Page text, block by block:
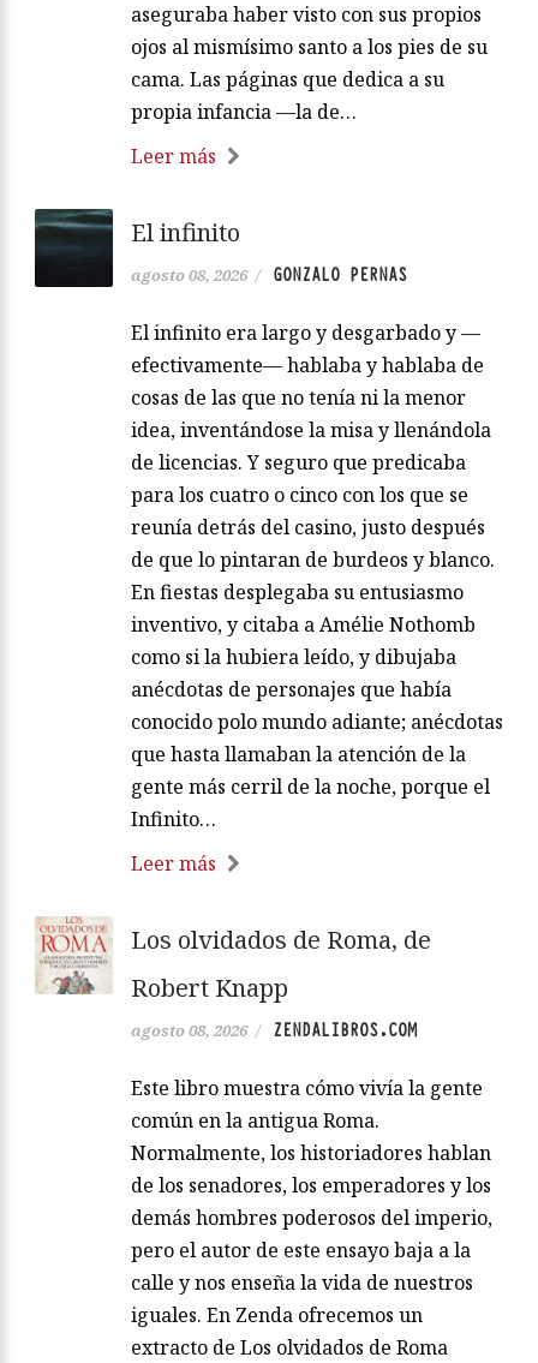
aseguraba haber visto con sus propios
ojos al mismísimo santo a los pies de su
cama. Las páginas que dedica a su
propia infancia —la de…
Leer más
El infinito
agosto 08, 2026 / GONZALO PERNAS
El infinito era largo y desgarbado y —
efectivamente— hablaba y hablaba de
cosas de las que no tenía ni la menor
idea, inventándose la misa y llenándola
de licencias. Y seguro que predicaba
para los cuatro o cinco con los que se
reunía detrás del casino, justo después
de que lo pintaran de burdeos y blanco.
En fiestas desplegaba su entusiasmo
inventivo, y citaba a Amélie Nothomb
como si la hubiera leído, y dibujaba
anécdotas de personajes que había
conocido polo mundo adiante; anécdotas
que hasta llamaban la atención de la
gente más cerril de la noche, porque el
Infinito…
Leer más
Los olvidados de Roma, de
Robert Knapp
agosto 08, 2026 / ZENDALIBROS.COM
Este libro muestra cómo vivía la gente
común en la antigua Roma.
Normalmente, los historiadores hablan
de los senadores, los emperadores y los
demás hombres poderosos del imperio,
pero el autor de este ensayo baja a la
calle y nos enseña la vida de nuestros
iguales. En Zenda ofrecemos un
extracto de Los olvidados de Roma